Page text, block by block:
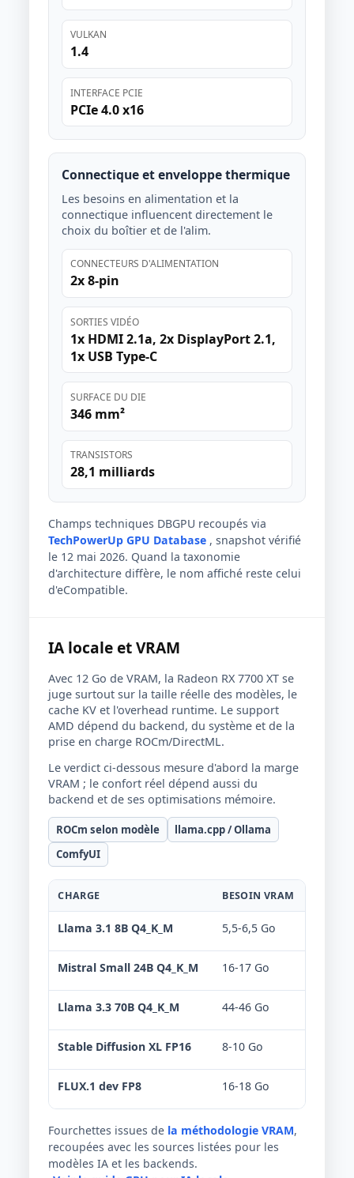
VULKAN
1.4
INTERFACE PCIE
PCIe 4.0 x16
Connectique et enveloppe thermique
Les besoins en alimentation et la
connectique influencent directement le
choix du boîtier et de l'alim.
CONNECTEURS D'ALIMENTATION
2x 8-pin
SORTIES VIDÉO
1x HDMI 2.1a, 2x DisplayPort 2.1,
1x USB Type-C
SURFACE DU DIE
346 mm²
TRANSISTORS
28,1 milliards
Champs techniques DBGPU recoupés via
TechPowerUp GPU Database , snapshot vérifié
le 12 mai 2026. Quand la taxonomie
d'architecture diffère, le nom affiché reste celui
d'eCompatible.
IA locale et VRAM
Avec 12 Go de VRAM, la Radeon RX 7700 XT se
juge surtout sur la taille réelle des modèles, le
cache KV et l'overhead runtime. Le support
AMD dépend du backend, du système et de la
prise en charge ROCm/DirectML.
Le verdict ci-dessous mesure d'abord la marge
VRAM ; le confort réel dépend aussi du
backend et de ses optimisations mémoire.
ROCm selon modèle
llama.cpp / Ollama
ComfyUI
CHARGE BESOIN VRAM
Llama 3.1 8B Q4_K_M 5,5-6,5 Go
Mistral Small 24B Q4_K_M 16-17 Go
Llama 3.3 70B Q4_K_M 44-46 Go
Stable Diffusion XL FP16 8-10 Go
FLUX.1 dev FP8 16-18 Go
Fourchettes issues de la méthodologie VRAM,
recoupées avec les sources listées pour les
modèles IA et les backends.